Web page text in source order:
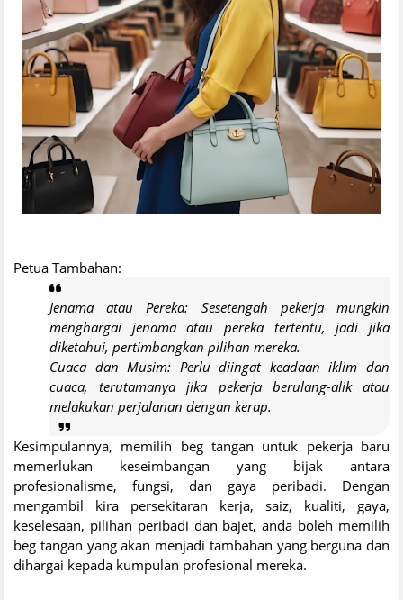
Petua Tambahan:
Jenama atau Pereka: Sesetengah pekerja mungkin
menghargai jenama atau pereka tertentu, jadi jika
diketahui, pertimbangkan pilihan mereka.
Cuaca dan Musim: Perlu diingat keadaan iklim dan
cuaca, terutamanya jika pekerja berulang-alik atau
melakukan perjalanan dengan kerap.
Kesimpulannya, memilih beg tangan untuk pekerja baru
memerlukan keseimbangan yang bijak antara
profesionalisme, fungsi, dan gaya peribadi. Dengan
mengambil kira persekitaran kerja, saiz, kualiti, gaya,
keselesaan, pilihan peribadi dan bajet, anda boleh memilih
beg tangan yang akan menjadi tambahan yang berguna dan
dihargai kepada kumpulan profesional mereka.